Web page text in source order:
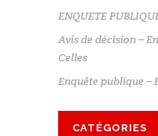
ENQUETE
Avis de décision –
Celles
Enquête publique
CATÉGORIES